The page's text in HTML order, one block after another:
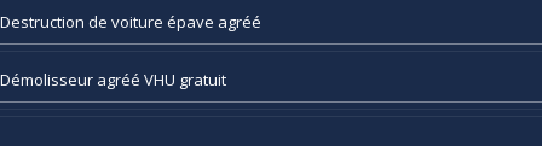
Destruction de voiture épave agréé
Démolisseur agréé VHU gratuit